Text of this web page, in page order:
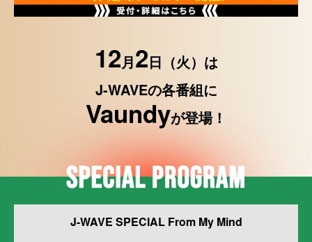
12月2日（火）は
J-WAVEの各番組に
Vaundyが登場！
J-WAVE SPECIAL From My Mind